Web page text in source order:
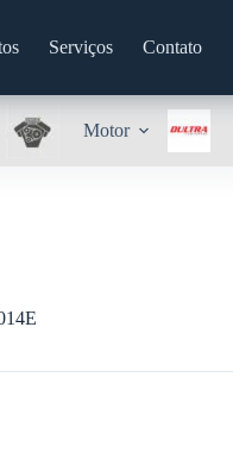
Serviços Contato
Motor